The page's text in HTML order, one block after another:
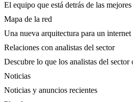
El equipo que está detrás de las
Mapa de la red
Una nueva arquitectura para un
Relaciones con analistas del sector
Descubre lo que los analistas del sector
Noticias
Noticias y anuncios recientes